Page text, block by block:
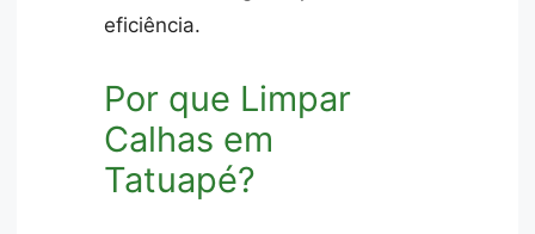
eficiência.
Por que Limpar
Calhas em
Tatuapé?